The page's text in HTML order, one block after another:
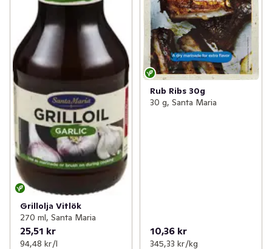
Grillolja Vitlök
270 ml, Santa Maria
25,51 kr
94,48 kr /l
Rub Ribs 30g
30 g, Santa Maria
10,36 kr
345,33 kr /kg